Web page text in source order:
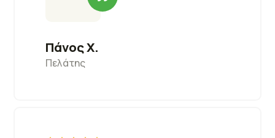
Πάνος Χ.
Πελάτης